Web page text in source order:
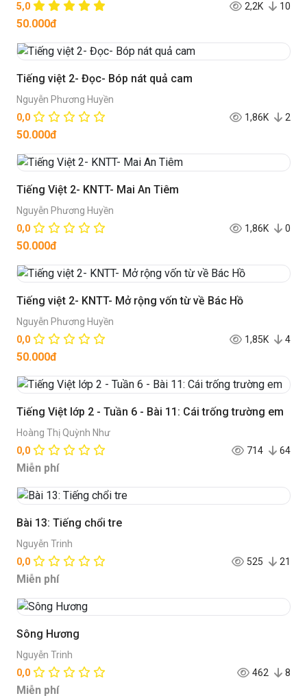
5,0
2,2K 10
50.000đ
Tiếng việt 2- Đọc- Bóp nát quả cam
Nguyễn Phương Huyền
0,0
1,86K 2
50.000đ
Tiếng Việt 2- KNTT- Mai An Tiêm
Nguyễn Phương Huyền
0,0
1,86K 0
50.000đ
Tiếng việt 2- KNTT- Mở rộng vốn từ về Bác Hồ
Nguyễn Phương Huyền
0,0
1,85K 4
50.000đ
Tiếng Việt lớp 2 - Tuần 6 - Bài 11: Cái trống trường em
Hoàng Thị Quỳnh Như
0,0
714 64
Miễn phí
Bài 13: Tiếng chổi tre
Nguyễn Trinh
0,0
525 21
Miễn phí
Sông Hương
Nguyễn Trinh
0,0
462 8
Miễn phí